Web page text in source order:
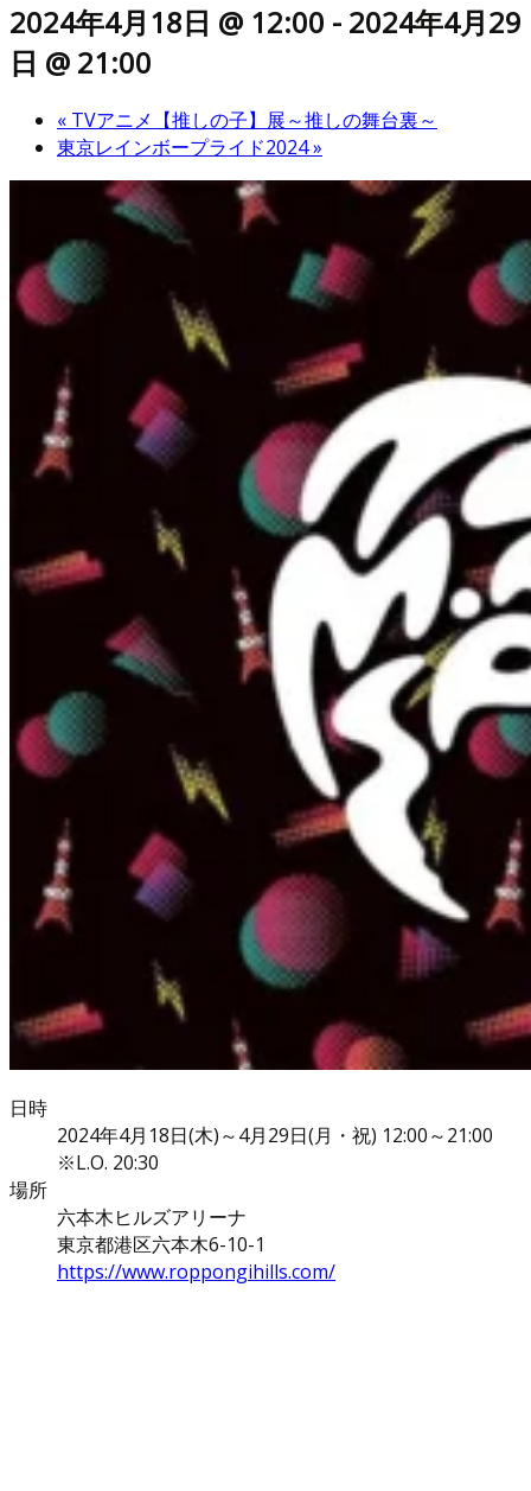
2024年4月18日 @ 12:00 - 2024年4月29
日 @ 21:00
« TVアニメ【推しの子】展～推しの舞台裏～
東京レインボープライド2024»
日時
2024年4月18日(木)～4月29日(月・祝) 12:00～21:00
※L.O. 20:30
場所
六本木ヒルズアリーナ
東京都港区六本木6-10-1
https://www.roppongihills.com/